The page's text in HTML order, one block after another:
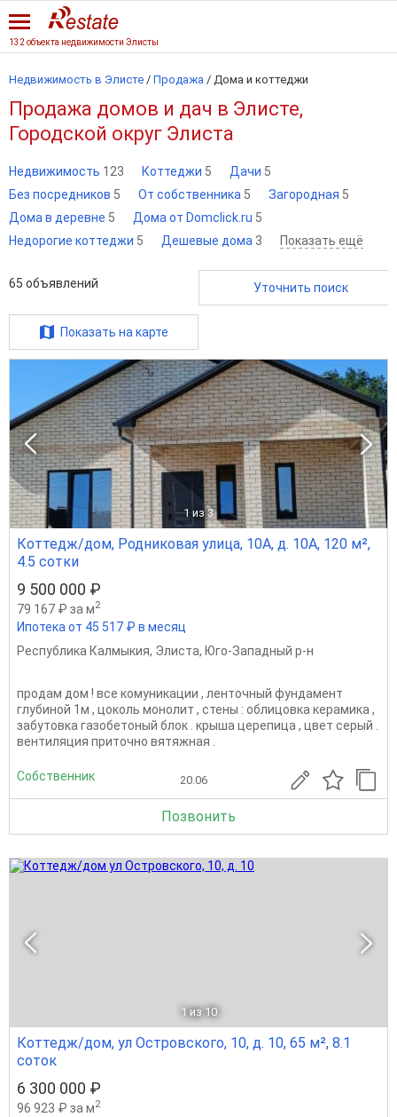
132 объекта недвижимости Элисты
Недвижимость в Элисте / Продажа / Дома и коттеджи
Продажа домов и дач в Элисте,
Городской округ Элиста
Недвижимость 123 Коттеджи 5 Дачи 5
Без посредников 5 От собственника 5 Загородная 5
Дома в деревне 5 Дома от Domclick.ru 5
Недорогие коттеджи 5 Дешевые дома 3 Показать ещё
65 объявлений Уточнить поиск
Показать на карте
1 из 3
Коттедж/дом, Родниковая улица, 10А, д. 10А, 120 м²,
4.5 сотки
9 500 000 ₽
79 167 ₽ за м2
Ипотека от 45 517 ₽ в месяц
Республика Калмыкия, Элиста, Юго-Западный р-н
продам дом ! все комуникации , ленточный фундамент
глубиной 1м , цоколь монолит , стены : облицовка керамика ,
забутовка газобетоный блок . крыша церепица , цвет серый .
вентиляция приточно вятяжная .
Собственник 20.06
Позвонить
1 из 10
Коттедж/дом, ул Островского, 10, д. 10, 65 м², 8.1
соток
6 300 000 ₽
96 923 ₽ за м2